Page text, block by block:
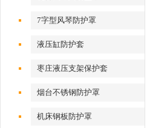
7字型风琴防护罩
液压缸防护套
枣庄液压支架保护套
烟台不锈钢防护罩
机床钢板防护罩